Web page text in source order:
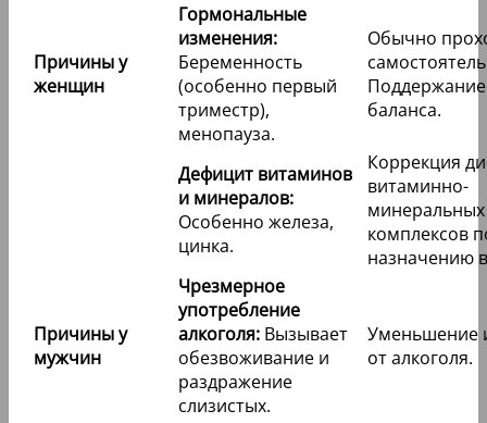
Причины у
женщин
Гормональные
изменения:
Беременность
(особенно первый
триместр),
менопауза.
Обычно
баланса.
Дефицит витаминов
и минералов:
Особенно железа,
цинка.
Коррекция
витаминно-
минеральных
комплексов
назначению
Причины у
мужчин
Чрезмерное
употребление
алкоголя: Вызывает
обезвоживание и
раздражение
слизистых.
Уменьшение
от алкоголя.